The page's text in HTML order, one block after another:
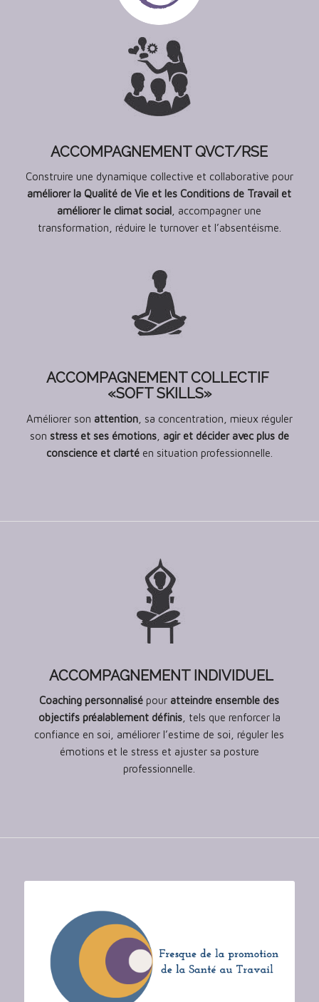
ACCOMPAGNEMENT QVCT/RSE
Construire une dynamique collective et collaborative pour
améliorer la Qualité de Vie et les Conditions de Travail et
améliorer le climat social , accompagner une
transformation, réduire le turnover et l’absentéisme.
ACCOMPAGNEMENT COLLECTIF
«SOFT SKILLS»
Améliorer son attention, sa concentration, mieux réguler
son stress et ses émotions, agir et décider avec plus de
conscience et clarté en situation professionnelle.
ACCOMPAGNEMENT INDIVIDUEL
Coaching personnalisé pour atteindre ensemble des
objectifs préalablement définis, tels que renforcer la
confiance en soi, améliorer l’estime de soi, réguler les
émotions et le stress et ajuster sa posture
professionnelle.